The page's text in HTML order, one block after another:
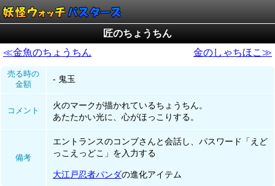
匠のちょうちん
≪金魚のちょうちん
金のしゃちほこ≫
売る時の
金額
- 鬼玉
コメント
火のマークが描かれているちょうちん。
あたたかい光に、心がほっこりする。
備考
エントランスのコンブさんと会話し、パスワード「えど
っこえっどこ」を入力する
大江戸忍者パンダの進化アイテム